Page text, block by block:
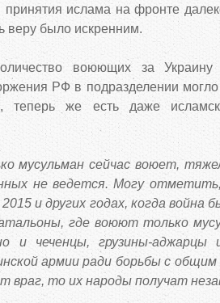
принятия ислама на фронте
веру было искренним.
воюющих за
РФ в подразделении могло
теперь же есть даже
мусульман сейчас воюет,
не ведется. Могу
и других годах, когда война
где воюют только
и чеченцы, грузины-
армии ради борьбы с
враг, то их народы получат